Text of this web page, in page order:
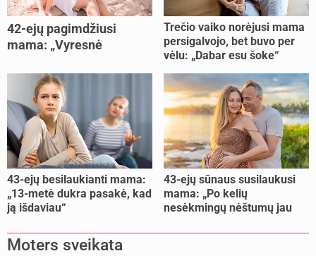
42-ejų pagimdžiusi
mama: „Vyresnė
lengviau“
Trečio vaiko norėjusi mama
persigalvojo, bet buvo per
vėlu: „Dabar esu šoke“
43-ejų besilaukianti mama:
„13-metė dukra pasakė, kad
ją išdaviau“
43-ejų sūnaus susilaukusi
mama: „Po kelių
nesėkmingų nėštumų jau
Moters sveikata